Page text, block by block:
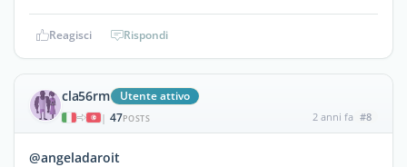
Reagisci Rispondi
cla56rm Utente attivo
| 47POSTS 2 anni fa #8
@angeladaroit